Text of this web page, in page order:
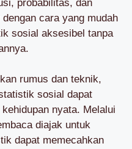
probabilitas, dan
cara yang mudah
sosial aksesibel tanpa
rumus dan teknik,
sosial dapat
nyata. Melalui
diajak untuk
dapat memecahkan